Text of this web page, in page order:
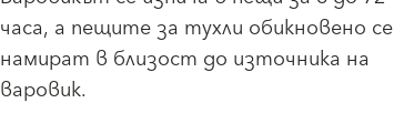
часа, а пещите за тухли обикновено се
намират в близост до източника на
варовик.